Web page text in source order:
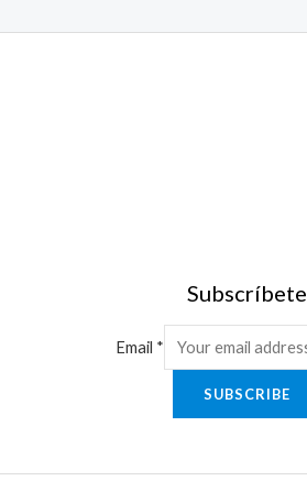
Subscríbete
Email *
SUBSCRIBE